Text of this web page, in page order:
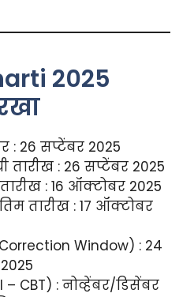
2025
: 26 सप्टेंबर 2025
तारीख : 26 सप्टेंबर 2025
: 16 ऑक्टोबर 2025
तारीख : 17 ऑक्टोबर
Window) : 24
– CBT) : नोव्हेंबर/डिसेंबर